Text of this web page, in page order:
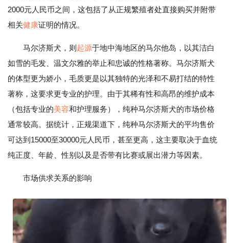
2000元人民币之间，这包括了从正规繁殖者处直接购买并附带
相关健康证明的情况。
马尔济斯犬，则 起源于地中海地区的马尔他岛，以其洁白
如雪的毛发、温文尔雅的举止和忠诚的性格著称。马尔济斯犬
的体型更为娇小，毛质更是以其独特的光泽和不易打结的特性
著称，这要求更专业的护理。由于其稀有性和高昂的维护成本
（包括专业的美容和护理服务），纯种马尔济斯犬的市场价格
通常较高。据统计，正规渠道下，纯种马尔济斯犬的平均售价
可达到15000至30000元人民币，甚至更高，这主要取决于血统
纯正度、年龄、性别以及是否带有比赛或展出潜力等因素。
市场供求关系的影响